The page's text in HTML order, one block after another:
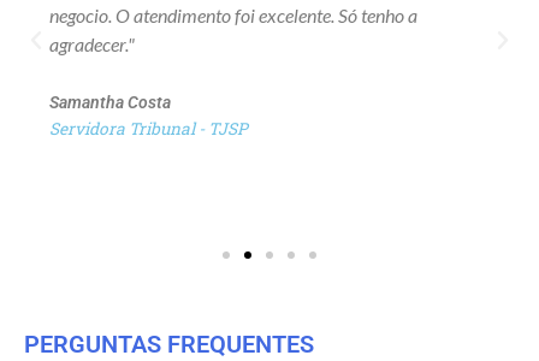
negocio. O atendimento foi excelente. Só tenho a
agradecer."
Samantha Costa
Servidora Tribunal - TJSP
PERGUNTAS FREQUENTES